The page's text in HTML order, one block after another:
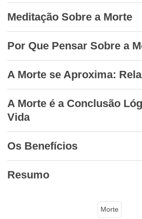
Meditação Sobre a Morte
Por Que Pensar Sobre a
A Morte se Aproxima:
A Morte é a Conclusão
Vida
Os Benefícios
Resumo
Morte